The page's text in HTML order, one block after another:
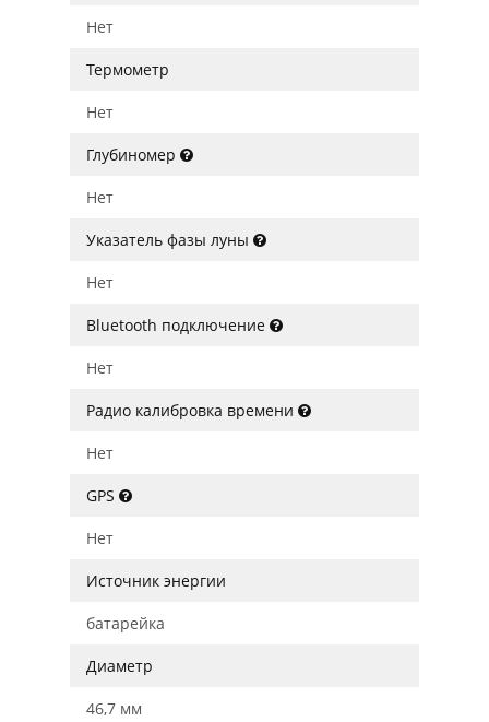
Нет
Термометр
Нет
Глубиномер
Нет
Указатель фазы луны
Нет
Bluetooth подключение
Нет
Радио калибровка времени
Нет
GPS
Нет
Источник энергии
батарейка
Диаметр
46,7 мм